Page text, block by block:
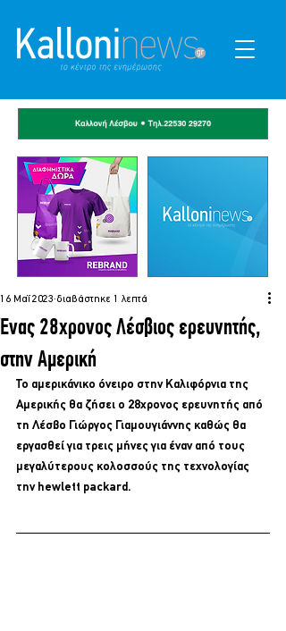
Ένας 28χρονος Λέσβιος ερευνητής,
στην Αμερική
16 Μαΐ 2023 διαβάστηκε 1 λεπτά
Το αμερικάνικο όνειρο στην Καλιφόρνια της
Αμερικής θα ζήσει ο 28χρονος ερευνητής από
τη Λέσβο Γιώργος Γιαμουγιάννης καθώς θα
εργασθεί για τρεις μήνες για έναν από τους
μεγαλύτερους κολοσσούς της τεχνολογίας
την hewlett packard.